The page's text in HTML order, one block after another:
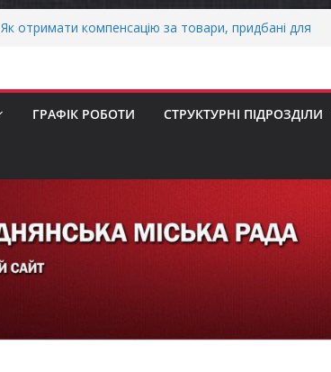
Як отримати компенсацію за товари, придбані для
Захищай небо Чернігівщини!
ГРАФІК РОБОТИ СТРУКТУРНІ ПІДРОЗДІЛИ